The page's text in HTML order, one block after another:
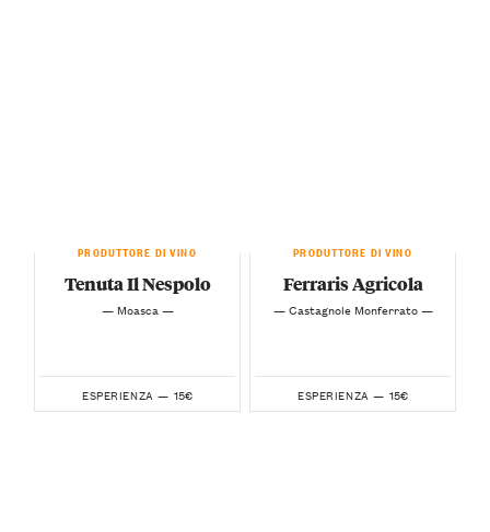
PRODUTTORE DI VINO
Tenuta Il Nespolo
— Moasca —
ESPERIENZA — 15€
PRODUTTORE DI VINO
Ferraris Agricola
— Castagnole Monferrato —
ESPERIENZA — 15€